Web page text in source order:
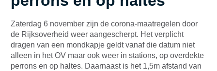
Zaterdag 6 november zijn de corona-maatregelen door
de Rijksoverheid weer aangescherpt. Het verplicht
dragen van een mondkapje geldt vanaf die datum niet
alleen in het OV maar ook weer in stations, op overdekte
perrons en op haltes. Daarnaast is het 1,5m afstand van